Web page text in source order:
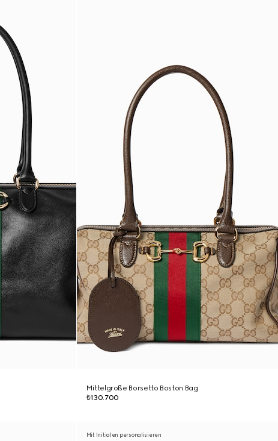
Mittelgroße Borsetto Boston Bag
₺130.700
Mit Initialen personalisieren